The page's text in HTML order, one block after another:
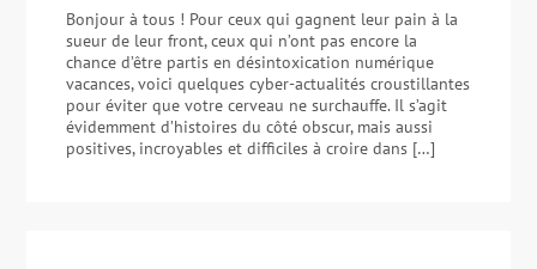
Bonjour à tous ! Pour ceux qui gagnent leur pain à la
sueur de leur front, ceux qui n’ont pas encore la
chance d’être partis en désintoxication numérique
vacances, voici quelques cyber-actualités croustillantes
pour éviter que votre cerveau ne surchauffe. Il s’agit
évidemment d’histoires du côté obscur, mais aussi
positives, incroyables et difficiles à croire dans […]